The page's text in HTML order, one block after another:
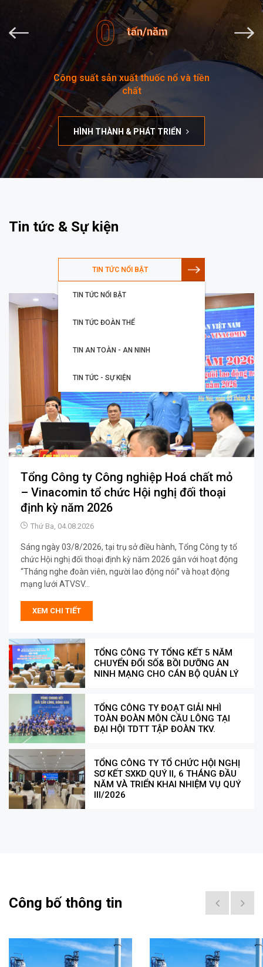
HÌNH THÀNH & PHÁT TRIỂN
0 tấn/năm
Công suất sản xuất thuốc nổ và tiền
chất
Tin tức & Sự kiện
TIN TỨC NỔI BẬT
TIN TỨC NỔI BẬT
TIN TỨC ĐOÀN THỂ
TIN AN TOÀN - AN NINH
TIN TỨC - SỰ KIỆN
Tổng Công ty Công nghiệp Hoá chất mỏ
– Vinacomin tổ chức Hội nghị đối thoại
định kỳ năm 2026
Thứ Ba, 04.08.2026
Sáng ngày 03/8/2026, tại trụ sở điều hành, Tổng Công ty tổ
chức Hội nghị đối thoại định kỳ năm 2026 gắn với hoạt động
“Tháng nghe đoàn viên, người lao động nói” và hoạt động
mạng lưới ATVSV...
XEM CHI TIẾT
TỔNG CÔNG TY TỔNG KẾT 5 NĂM
CHUYỂN ĐỔI SỐ& BỒI DƯỠNG AN
NINH MẠNG CHO CÁN BỘ QUẢN LÝ
TỔNG CÔNG TY ĐOẠT GIẢI NHÌ
TOÀN ĐOÀN MÔN CẦU LÔNG TẠI
ĐẠI HỘI TDTT TẬP ĐOÀN TKV.
TỔNG CÔNG TY TỔ CHỨC HỘI NGHỊ
SƠ KẾT SXKD QUÝ II, 6 THÁNG ĐẦU
NĂM VÀ TRIỂN KHAI NHIỆM VỤ QUÝ
III/2026
Công bố thông tin